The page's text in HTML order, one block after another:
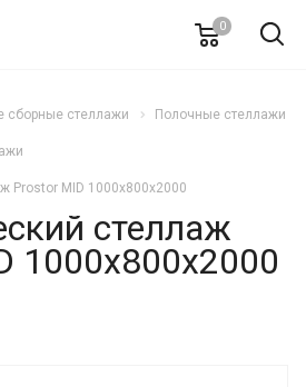
0
сборные стеллажи Полочные стеллажи
Prostor MID 1000x800x2000
стеллаж
1000x800x2000